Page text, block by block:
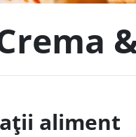
aliment